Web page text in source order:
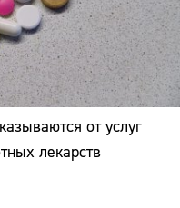
от услуг
лекарств